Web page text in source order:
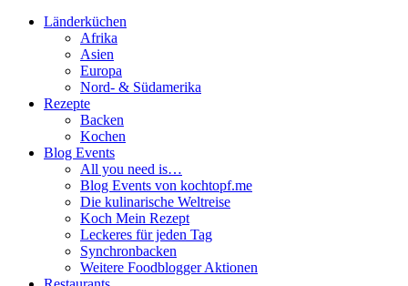
Länderküchen
Afrika
Asien
Europa
Nord- & Südamerika
Rezepte
Backen
Kochen
Blog Events
All you need is…
Blog Events von kochtopf.me
Die kulinarische Weltreise
Koch Mein Rezept
Leckeres für jeden Tag
Synchronbacken
Weitere Foodblogger Aktionen